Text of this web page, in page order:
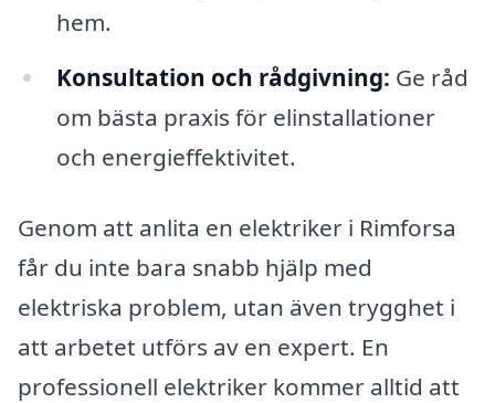
hem.
Konsultation och rådgivning: Ge råd
om bästa praxis för elinstallationer
och energieffektivitet.
Genom att anlita en elektriker i Rimforsa
får du inte bara snabb hjälp med
elektriska problem, utan även trygghet i
att arbetet utförs av en expert. En
professionell elektriker kommer alltid att